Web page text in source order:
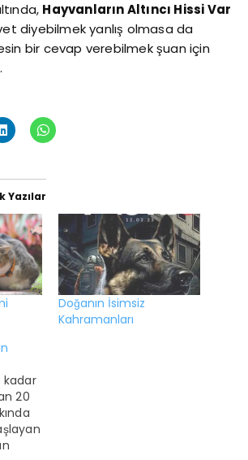
Hayvanların Altıncı Hissi Var
diyebilmek yanlış olmasa da
bir cevap verebilmek şuan için
Yazılar
Doğanın İsimsiz
Kahramanları
kadar
20